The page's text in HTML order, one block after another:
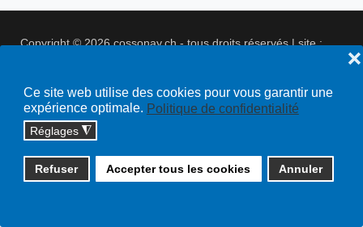
Ce site web utilise des cookies pour vous garantir une
expérience optimale. Politique de confidentialité
Réglages ◮
Refuser Accepter tous les cookies Annuler
❌
Copyright © 2026 cossonay.ch - tous droits réservés | site :
Plan du site